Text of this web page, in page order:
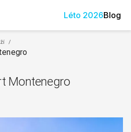
Léto 2026Blog
/
Montenegro